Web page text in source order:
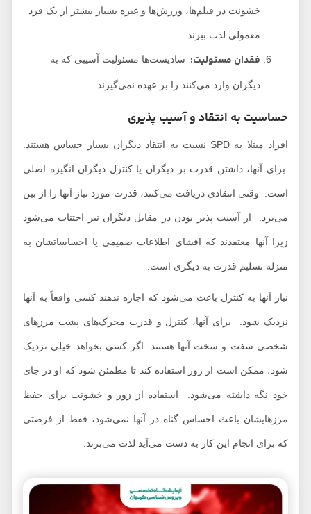
خشونت در فیلم‌ها، ورزش‌ها و غیره بسیار بیشتر از یک فرد
معمولی لذت ببرند.
فقدان مسئولیت: سادیست‌ها مسئولیت آسیبی که به
دیگران وارد می‌کنند را بر عهده نمی‌گیرند.
حساسیت به انتقاد و آسیب پذیری
افراد مبتلا به SPD نسبت به انتقاد دیگران بسیار حساس هستند.
برای آنها، داشتن قدرت بر دیگران یا کنترل دیگران انگیزه اصلی
است. وقتی انتقادی دریافت می‌کنند، قدرت مورد نیاز آنها را از بین
می‌برد. از آسیب پذیر بودن در مقابل دیگران نیز اجتناب می‌شود
زیرا آنها معتقدند که افشای اطلاعات صمیمی یا احساساتشان به
منزله تسلیم قدرت به دیگری است.
نیاز آنها به کنترل باعث می‌شود که اجازه ندهند کسی واقعاً به آنها
نزدیک شود. برای آنها، کنترل و قدرت محرک‌های پشت مرزهای
شخصی سفت و سخت آنها هستند. اگر کسی بخواهد خیلی نزدیک
شود، ممکن است از زور استفاده کند تا مطمئن شود که او در جای
خود نگه داشته می‌شود. استفاده از زور و خشونت برای حفظ
مرزهایشان باعث احساس گناه در آنها نمی‌شود، فقط از فرصتی
که برای انجام این کار به دست می‌آید لذت می‌برند.